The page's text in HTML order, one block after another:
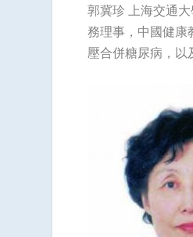
郭冀珍 上海交通
務理事，中國健康
壓合併糖尿病，以